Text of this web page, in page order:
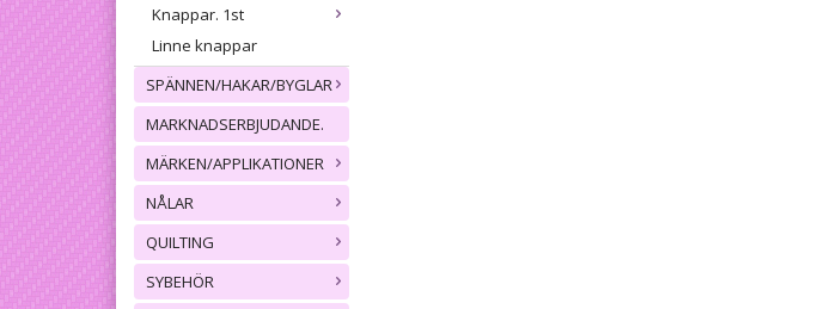
Knappar. 1st
Linne knappar
SPÄNNEN/HAKAR/BYGLAR
MARKNADSERBJUDANDE.
MÄRKEN/APPLIKATIONER
NÅLAR
QUILTING
SYBEHÖR